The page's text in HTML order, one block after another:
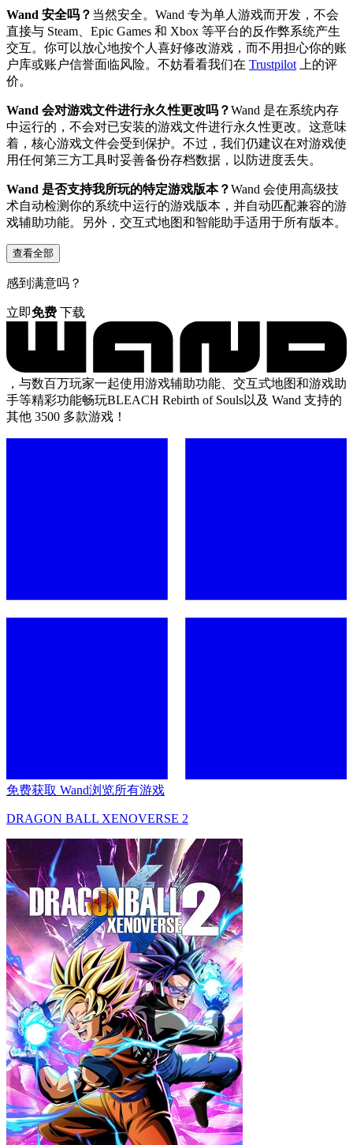
Wand 安全吗？ 当然安全。Wand 专为单人游戏而开发，不会
直接与 Steam、Epic Games 和 Xbox 等平台的反作弊系统产生
交互。你可以放心地按个人喜好修改游戏，而不用担心你的账
户库或账户信誉面临风险。不妨看看我们在 Trustpilot 上的评
价。
Wand 会对游戏文件进行永久性更改吗？Wand 是在系统内存
中运行的，不会对已安装的游戏文件进行永久性更改。这意味
着，核心游戏文件会受到保护。不过，我们仍建议在对游戏使
用任何第三方工具时妥善备份存档数据，以防进度丢失。
Wand 是否支持我所玩的特定游戏版本？Wand 会使用高级技
术自动检测你的系统中运行的游戏版本，并自动匹配兼容的游
戏辅助功能。另外，交互式地图和智能助手适用于所有版本。
查看全部
感到满意吗？
立即免费 下载
，与数百万玩家一起使用游戏辅助功能、交互式地图和游戏助
手等精彩功能畅玩BLEACH Rebirth of Souls以及 Wand 支持的
其他 3500 多款游戏！
免费获取 Wand浏览所有游戏
DRAGON BALL XENOVERSE 2